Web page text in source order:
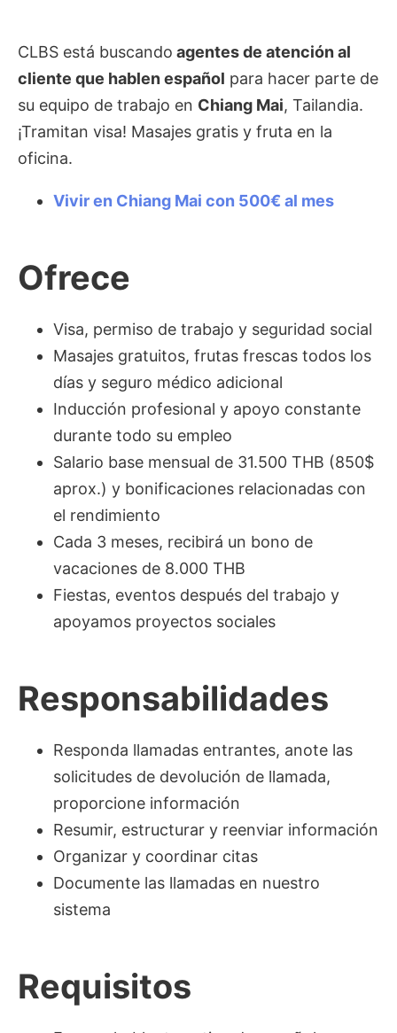
CLBS está buscando agentes de atención al
cliente que hablen español para hacer parte de
su equipo de trabajo en Chiang Mai, Tailandia.
¡Tramitan visa! Masajes gratis y fruta en la
oficina.
Vivir en Chiang Mai con 500€ al mes
Ofrece
Visa, permiso de trabajo y seguridad social
Masajes gratuitos, frutas frescas todos los
días y seguro médico adicional
Inducción profesional y apoyo constante
durante todo su empleo
Salario base mensual de 31.500 THB (850$
aprox.) y bonificaciones relacionadas con
el rendimiento
Cada 3 meses, recibirá un bono de
vacaciones de 8.000 THB
Fiestas, eventos después del trabajo y
apoyamos proyectos sociales
Responsabilidades
Responda llamadas entrantes, anote las
solicitudes de devolución de llamada,
proporcione información
Resumir, estructurar y reenviar información
Organizar y coordinar citas
Documente las llamadas en nuestro
sistema
Requisitos